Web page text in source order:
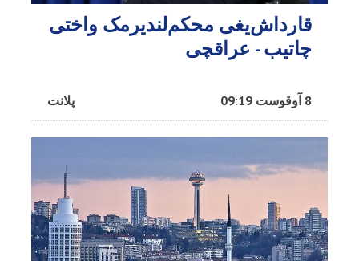
قارداش‌یغی محکم‌لندیرمک واختی
چاتیب - عراقچی
پلانت 8 آوقوست 09:19